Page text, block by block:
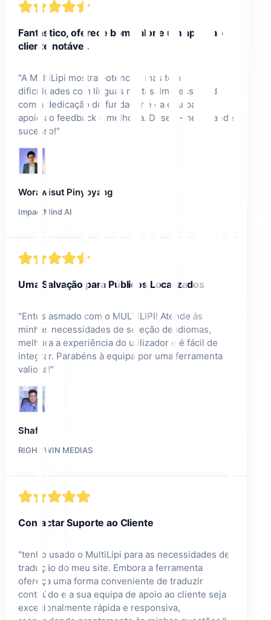
Fantástico, oferece bom valor e um apoio ao
cliente notável.
"A MultiLipi mostra potencial, mas tem
dificuldades com línguas mistas. Impressionado
com a dedicação do fundador e da equipa de
apoio ao feedback e melhoria. Desejo-lhes grande
sucesso!"
Worawisut Pinyoyang
ImpactMind AI
Uma Salvação para Públicos Localizados
"Entusiasmado com o MULTILIPI! Atende às
minhas necessidades de seleção de idiomas,
melhora a experiência do utilizador e é fácil de
integrar. Parabéns à equipa por uma ferramenta
valiosa!"
Shafi
RIGHT WIN MEDIAS
Contactar Suporte ao Cliente
"tenho usado o MultiLipi para as necessidades de
tradução do meu site. Embora a ferramenta
ofereça uma forma conveniente de traduzir
conteúdo e a sua equipa de apoio ao cliente seja
excecionalmente rápida e responsiva,